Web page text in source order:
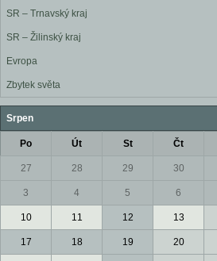
SR – Trnavský kraj
SR – Žilinský kraj
Evropa
Zbytek světa
Srpen
Po Út St Čt
27 28 29 30
3 4 5 6
10 11 12 13
17 18 19 20